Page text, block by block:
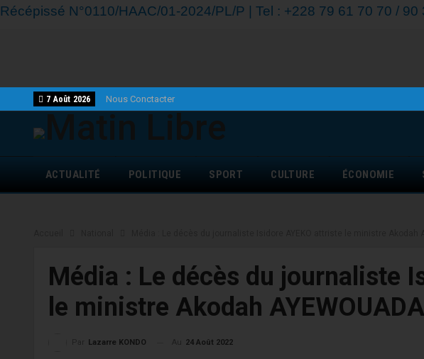
Récépissé N°0110/HAAC/01-2024/PL/P | Tel : +228 79 61 70 70 /
7 Août 2026 Nous Conctacter
ACTUALITÉ POLITIQUE SPORT CULTURE ÉCONOMIE
Média : Le décès du journaliste
le ministre Akodah
Lazarre KONDO 24 Août 2022